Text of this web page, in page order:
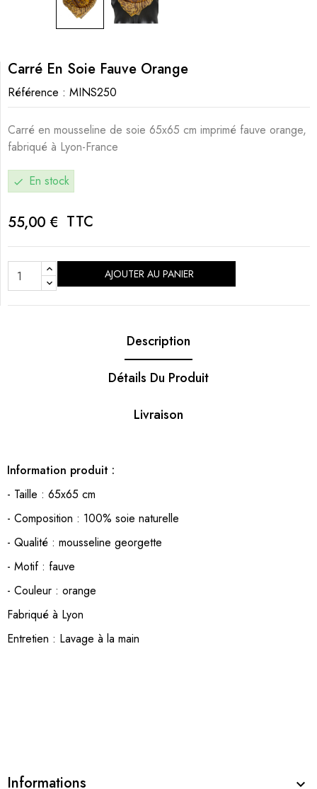
Carré En Soie Fauve Orange
Référence : MINS250
Carré en mousseline de soie 65x65 cm imprimé fauve orange,
fabriqué à Lyon-France
check En stock
55,00 € TTC
AJOUTER AU PANIER
Description
Détails Du Produit
Livraison
Information produit :
- Taille : 65x65 cm
- Composition : 100% soie naturelle
- Qualité : mousseline georgette
- Motif : fauve
- Couleur : orange
Fabriqué à Lyon
Entretien : Lavage à la main
Informations 